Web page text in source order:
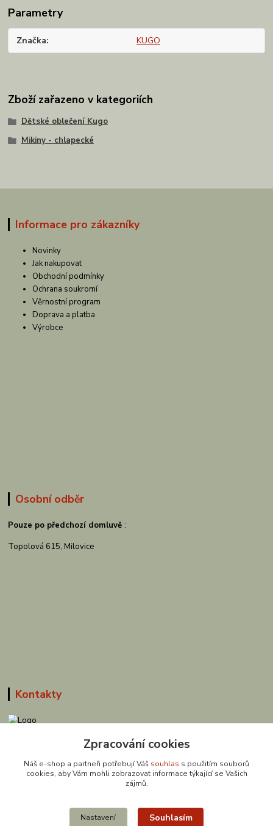
Parametry
Značka KUGO
Zboží zařazeno v kategoriích
Dětské oblečení Kugo
Mikiny - chlapecké
Informace pro zákazníky
Novinky
Jak nakupovat
Obchodní podmínky
Ochrana soukromí
Věrnostní program
Doprava a platba
Výrobce
Osobní odběr
Pouze po předchozí domluvě :
Topolová 615, Milovice
Kontakty
obchod@zuzishop.cz
Zpracování cookies
Náš e-shop a partneři potřebují Váš souhlas s použitím souborů
cookies, aby Vám mohli zobrazovat informace týkající se Vašich
zájmů.
Nastavení Souhlasím